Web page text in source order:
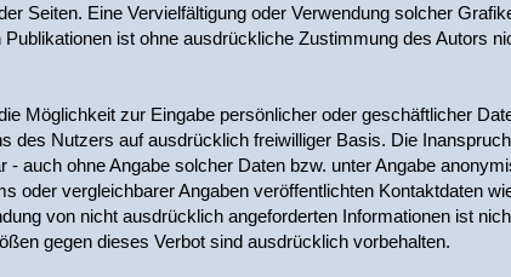
Seiten. Eine Vervielfältigung oder Verwendung solcher
ist ohne ausdrückliche Zustimmung des Autors
Möglichkeit zur Eingabe persönlicher oder geschäftlicher
des Nutzers auf ausdrücklich freiwilliger Basis. Die
auch ohne Angabe solcher Daten bzw. unter Angabe
oder vergleichbarer Angaben veröffentlichten Kontaktdaten
von nicht ausdrücklich angeforderten Informationen ist
gegen dieses Verbot sind ausdrücklich vorbehalten.